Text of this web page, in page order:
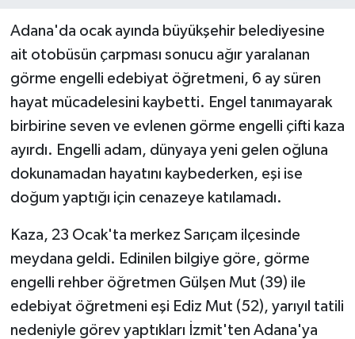
Adana'da ocak ayında büyükşehir belediyesine
ait otobüsün çarpması sonucu ağır yaralanan
görme engelli edebiyat öğretmeni, 6 ay süren
hayat mücadelesini kaybetti. Engel tanımayarak
birbirine seven ve evlenen görme engelli çifti kaza
ayırdı. Engelli adam, dünyaya yeni gelen oğluna
dokunamadan hayatını kaybederken, eşi ise
doğum yaptığı için cenazeye katılamadı.
Kaza, 23 Ocak'ta merkez Sarıçam ilçesinde
meydana geldi. Edinilen bilgiye göre, görme
engelli rehber öğretmen Gülşen Mut (39) ile
edebiyat öğretmeni eşi Ediz Mut (52), yarıyıl tatili
nedeniyle görev yaptıkları İzmit'ten Adana'ya